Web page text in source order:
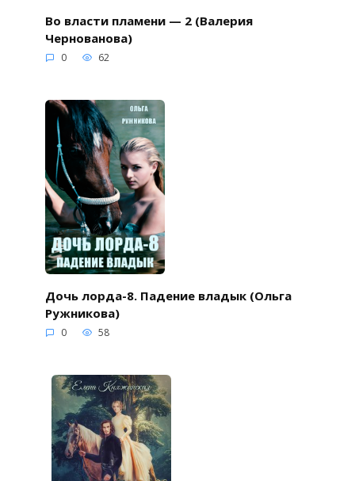
Во власти пламени — 2 (Валерия
Чернованова)
0 62
Дочь лорда-8. Падение владык (Ольга
Ружникова)
0 58